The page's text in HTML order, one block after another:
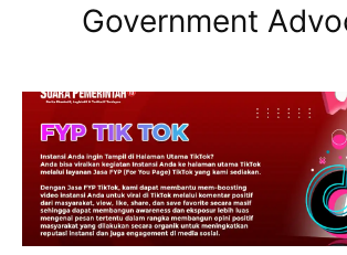
Government